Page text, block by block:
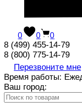
0 0 0
8 (499) 455-14-79
8 (800) 775-14-79
Перезвоните мне
Время работы:
Ваш город: